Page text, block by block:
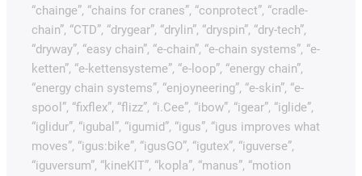
“chainge”, “chains for cranes”, “conprotect”, “cradle-
chain”, “CTD”, “drygear”, “drylin”, “dryspin”, “dry-tech”,
“dryway”, “easy chain”, “e-chain”, “e-chain systems”, “e-
ketten”, “e-kettensysteme”, “e-loop”, “energy chain”,
“energy chain systems”, “enjoyneering”, “e-skin”, “e-
spool”, “fixflex”, “flizz”, “i.Cee”, “ibow”, “igear”, “iglide”,
“iglidur”, “igubal”, “igumid”, “igus”, “igus improves what
moves”, “igus:bike”, “igusGO”, “igutex”, “iguverse”,
“iguversum”, “kineKIT”, “kopla”, “manus”, “motion